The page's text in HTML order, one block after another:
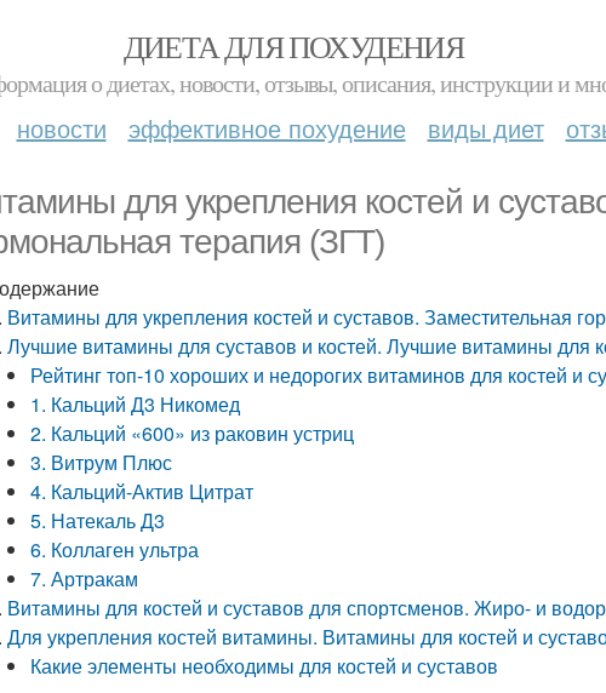
ДИЕТА ДЛЯ ПОХУДЕНИЯ
о диетах, новости, отзывы, описания, инструкции и
новости эффективное похудение виды диет
для укрепления костей и
терапия (ЗГТ)
Витамины для укрепления костей и суставов. Заместительная
Лучшие витамины для суставов и костей. Лучшие витамины для
Рейтинг топ-10 хороших и недорогих витаминов для костей и
1. Кальций Д3 Никомед
2. Кальций «600» из раковин устриц
3. Витрум Плюс
4. Кальций-Актив Цитрат
5. Натекаль Д3
6. Коллаген ультра
7. Артракам
Витамины для костей и суставов для спортсменов. Жиро- и
Для укрепления костей витамины. Витамины для костей и
Какие элементы необходимы для костей и суставов